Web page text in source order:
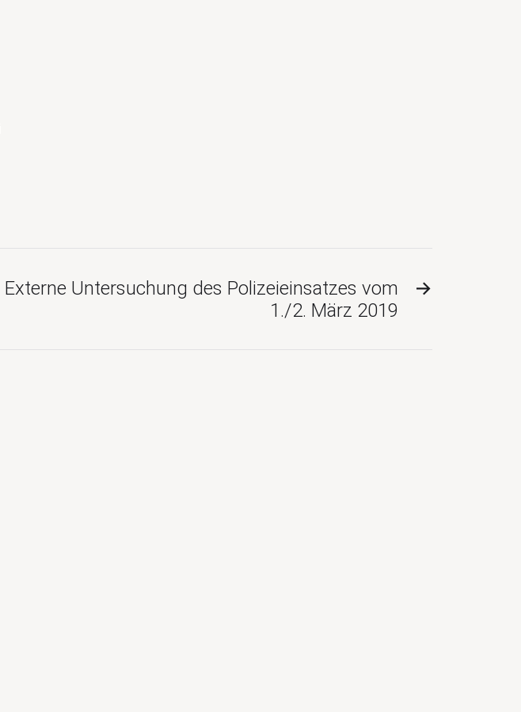
→
Externe Untersuchung des Polizeieinsatzes vom
1./2. März 2019